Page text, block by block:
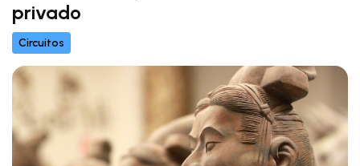
privado
Circuitos